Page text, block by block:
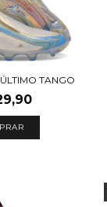
TANGO